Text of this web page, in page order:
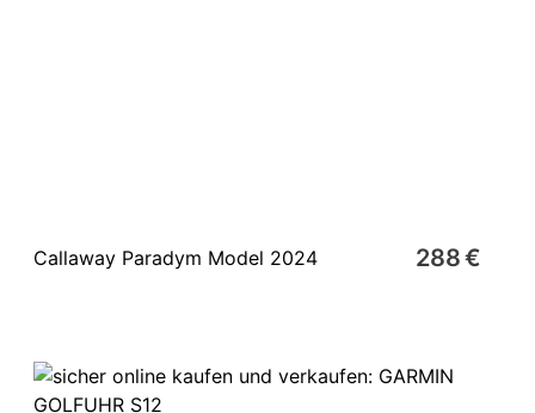
Callaway Paradym Model 2024 288 €